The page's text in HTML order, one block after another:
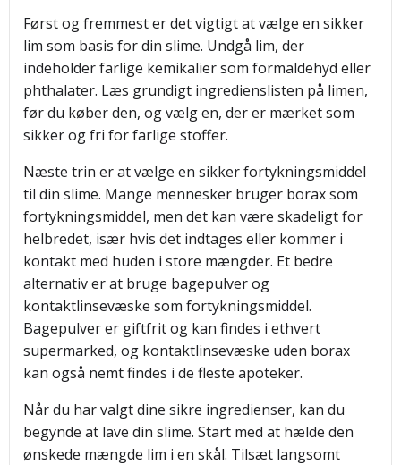
Først og fremmest er det vigtigt at vælge en sikker
lim som basis for din slime. Undgå lim, der
indeholder farlige kemikalier som formaldehyd eller
phthalater. Læs grundigt ingredienslisten på limen,
før du køber den, og vælg en, der er mærket som
sikker og fri for farlige stoffer.
Næste trin er at vælge en sikker fortykningsmiddel
til din slime. Mange mennesker bruger borax som
fortykningsmiddel, men det kan være skadeligt for
helbredet, især hvis det indtages eller kommer i
kontakt med huden i store mængder. Et bedre
alternativ er at bruge bagepulver og
kontaktlinsevæske som fortykningsmiddel.
Bagepulver er giftfrit og kan findes i ethvert
supermarked, og kontaktlinsevæske uden borax
kan også nemt findes i de fleste apoteker.
Når du har valgt dine sikre ingredienser, kan du
begynde at lave din slime. Start med at hælde den
ønskede mængde lim i en skål. Tilsæt langsomt